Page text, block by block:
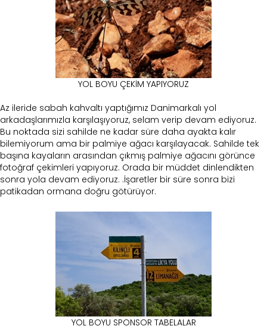
YOL BOYU ÇEKİM YAPIYORUZ
Az ileride sabah kahvaltı yaptığımız Danimarkalı yol
arkadaşlarımızla karşılaşıyoruz, selam verip devam ediyoruz.
Bu noktada sizi sahilde ne kadar süre daha ayakta kalır
bilemiyorum ama bir palmiye ağacı karşılayacak. Sahilde tek
başına kayaların arasından çıkmış palmiye ağacını görünce
fotoğraf çekimleri yapıyoruz. Orada bir müddet dinlendikten
sonra yola devam ediyoruz. .İşaretler bir süre sonra bizi
patikadan ormana doğru götürüyor.
YOL BOYU SPONSOR TABELALAR